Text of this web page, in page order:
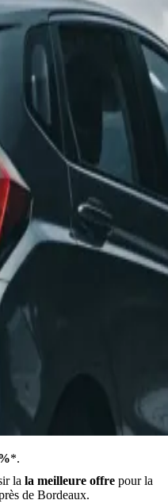
*.
la la meilleure offre pour la
de Bordeaux.